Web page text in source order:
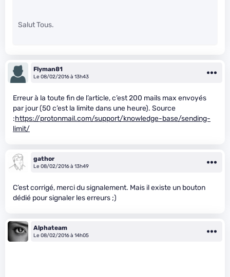
Salut Tous.
Flyman81
Le 08/02/2016 à 13h43
Erreur à la toute fin de l’article, c’est 200 mails max envoyés
par jour (50 c’est la limite dans une heure). Source
:https://protonmail.com/support/knowledge-base/sending-
limit/
gathor
Le 08/02/2016 à 13h49
C’est corrigé, merci du signalement. Mais il existe un bouton
dédié pour signaler les erreurs ;)
Alphateam
Le 08/02/2016 à 14h05